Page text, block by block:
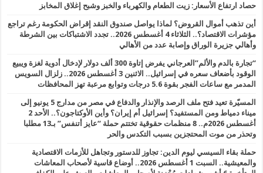
حصاد ارتفاع الأسعار: زيت الطعام والكهرباء والخبز وشبح إغلاق المخابز
أين تذهب أموال القروض؟ لماذا يواصل صندوق النقد إقراض الحكومة رغم تراجع
مؤشرات الاقتصاد؟.. الثلاثاء 4 أغسطس 2026.. تجدد الاشتباكات بين الشرطة
وأهالي جزيرة الوراق وإصابة عدد من الأهالي
“تجارة بالدم والألم”العرجاني يفرض إتاوة 300 ألف دولار لإدخال أدوية لغزة ويبيع
الوقود بأضعاف سعره في إسرائيل.. الاثنين 3 أغسطس 2026.. زلزال السويس
المدمر مع ساعات الفجر بقوة 5.6 درجات وتوابع مرعبة تهز المحافظات
المسيّرة تعيد فتح ملف الرصد والإنذار والدفاع في مصر من مدارج 5 يونيو إلى
ميناء دمياط ومن المستفيد؟ إسرائيل أم إيران؟ وأين الأوكتاجون؟.. الأحد 2
أغسطس 2026م.. 8 منظمات حقوقية تختتم حملة “عايز أتنفس” بـ13 مطلبا
وتحذر من موت المحتجزين بسبب التكدس والحر
حملة بقاء السيسي ليوم الدين: تجاوز للدستور وتجاهل للأزمات الاقتصادية
والمعيشية.. السبت 1 أغسطس 2026.. أوضاع قاسية لأصحاب المعاشات